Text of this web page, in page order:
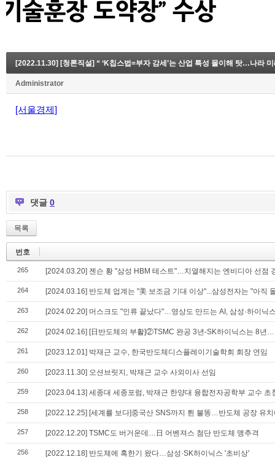
[2022.11.30] [청론직설] “ ‘K칩스법=부자 감세’는 산업 특성 몰이해 탓…나라
Administrator
[서울경제]
댓글 0
목록
번호
265 [2024.03.20] 젠슨 황 "삼성 HBM 테스트"…치열해지는 엔비디아 선점
264 [2024.03.16] 반도체 업계는 "美 보조금 기대 이상"...삼성전자는 "아직
263 [2024.02.20] 머스크도 "인류 끝났다"…영상도 만드는 AI, 삼성·하이닉
262 [2024.02.16] [日반도체의 부활]②TSMC 완공 3년-SK하이닉스는 8년
261 [2023.12.01] 박재근 교수, 한국반도체디스플레이기술학회 회장 연임
260 [2023.11.30] 오션브릿지, 박재근 교수 사외이사 선임
259 [2023.04.13] 세종대 세종포럼, 박재근 한양대 융합전자공학부 교수 초
258 [2022.12.25] [세계를 보다]중국산 SNS까지 튄 불똥…반도체 공장 유
257 [2022.12.20] TSMC도 버거운데…日 어벤져스 첨단 반도체 맹추격
256 [2022.12.18] 반도체에 혹한기 왔다…삼성·SK하이닉스 '초비상'